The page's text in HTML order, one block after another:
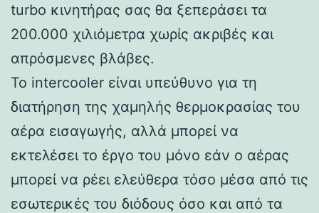
turbo κινητήρας σας θα ξεπεράσει τα
200.000 χιλιόμετρα χωρίς ακριβές και
απρόσμενες βλάβες.
Το intercooler είναι υπεύθυνο για τη
διατήρηση της χαμηλής θερμοκρασίας του
αέρα εισαγωγής, αλλά μπορεί να
εκτελέσει το έργο του μόνο εάν ο αέρας
μπορεί να ρέει ελεύθερα τόσο μέσα από τις
εσωτερικές του διόδους όσο και από τα